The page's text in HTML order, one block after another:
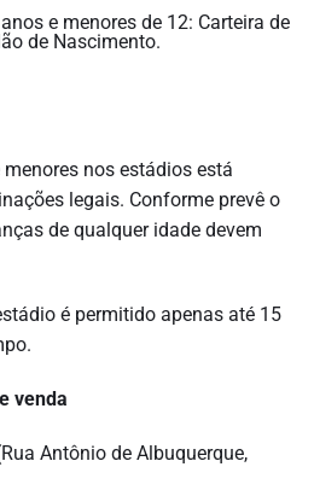
e menores de 12: Carteira de
de Nascimento.
nos estádios está
legais. Conforme prevê o
de qualquer idade devem
é permitido apenas até 15
venda
Antônio de Albuquerque,